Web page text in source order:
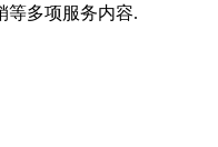
等多项服务内容.